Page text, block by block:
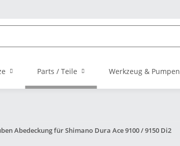
Parts / Teile Werkzeug & Pumpen
Abedeckung für Shimano Dura Ace 9100 / 9150 Di2